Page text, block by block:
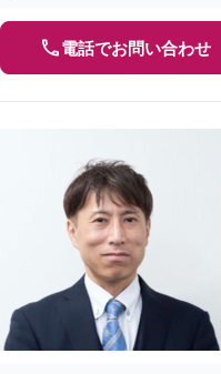
電話でお問い合わせ